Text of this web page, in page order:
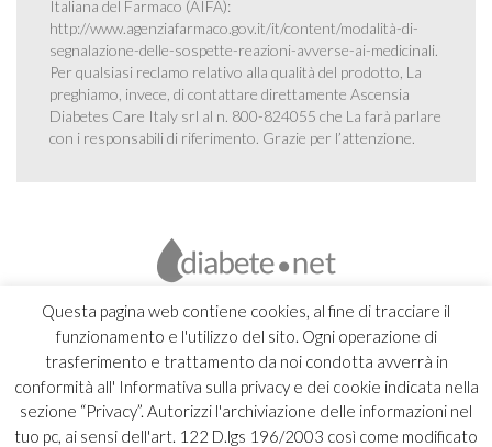
Questa pagina web contiene cookies, al fine di tracciare il
funzionamento e l'utilizzo del sito. Ogni operazione di
trasferimento e trattamento da noi condotta avverrà in
conformità all' Informativa sulla privacy e dei cookie indicata nella
sezione “Privacy”. Autorizzi l'archiviazione delle informazioni nel
tuo pc, ai sensi dell'art. 122 D.lgs 196/2003 così come modificato
Italiana del Farmaco (AIFA):
http://www.agenziafarmaco.gov.it/it/content/modalità-di-
segnalazione-delle-sospette-reazioni-avverse-ai-medicinali.
Per qualsiasi reclamo relativo alla qualità del prodotto, La
preghiamo, invece, di contattare direttamente Ascensia
Diabetes Care Italy srl al n. 800-824055 che La farà parlare
con i responsabili di riferimento. Grazie per l’attenzione.